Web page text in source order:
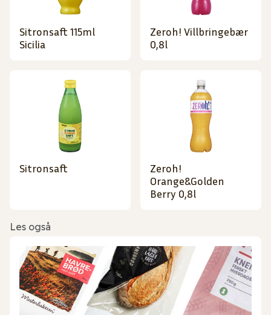
Sitronsaft 115ml
Sicilia
Zeroh! Villbringebær
0,8l
Sitronsaft
Zeroh!
Orange&Golden
Berry 0,8l
Les også